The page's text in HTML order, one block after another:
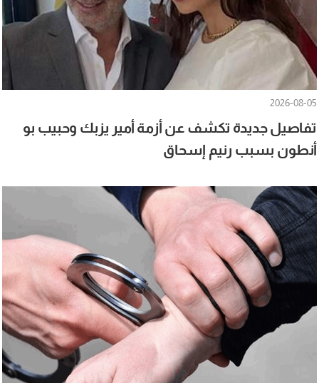
2026-08-05
تفاصيل جديدة تكشف عن أزمة أمير يزبك وحبيب بو
أنطون بسبب رنيم إسحاق